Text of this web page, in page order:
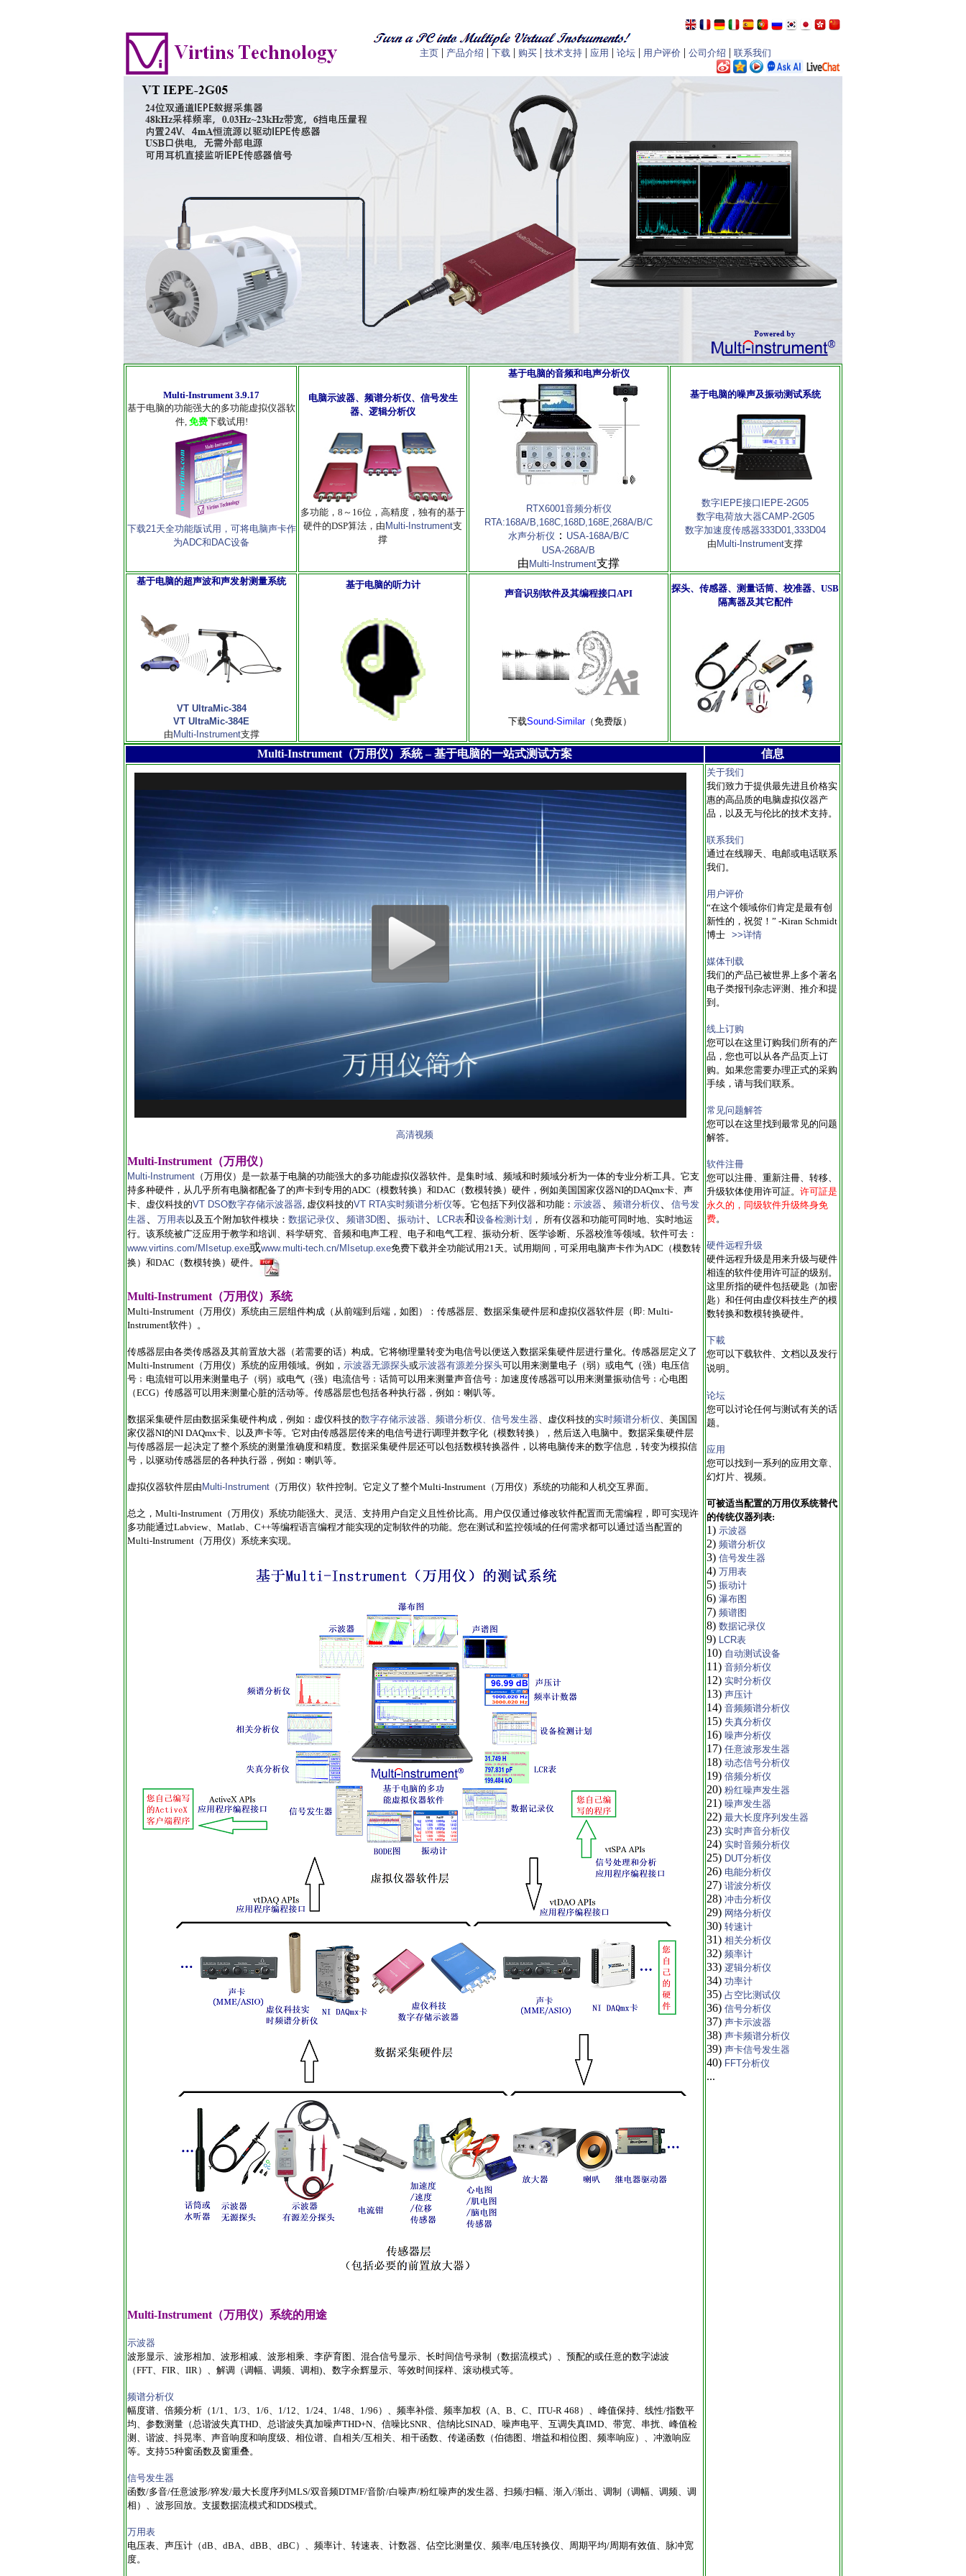
主页| 产品介绍 | 下载 | 购买| 技术支持| 应用 | 论坛| 用户评价| 公司介绍 | 联系我们
Multi-Instrument 3.9.17
基于电脑的功能强大的多功能虚拟仪器软
件, 免费下载试用!
下载21天全功能版试用，可将电脑声卡作
为ADC和DAC设备
电脑示波器、频谱分析仪、信号发生
器、逻辑分析仪
多功能，8～16位，高精度，独有的基于
硬件的DSP算法，由 Multi-Instrument支
撑
基于电脑的音频和电声分析仪
RTX6001音频分析仪
RTA:168A/B,168C,168D,168E,268A/B/C
水声分析仪 ： USA-168A/B/C
USA-268A/B
由 Multi-Instrument支撑
基于电脑的噪声及振动测试系统
数字IEPE接口IEPE-2G05
数字电荷放大器CAMP-2G05
数字加速度传感器333D01,333D04
由 Multi-Instrument支撑
基于电脑的超声波和声发射测量系统
VT UltraMic-384
VT UltraMic-384E
由 Multi-Instrument支撑
基于电脑的听力计
声音识别软件及其编程接口API
下载Sound-Similar（免费版）
探头、传感器、测量话筒、校准器、USB
隔离器及其它配件
Multi-Instrument（万用仪）系統 – 基于电脑的一站式测试方案 信息
高清视频
Multi-Instrument（万用仪）
Multi-Instrument （万用仪）是一款基于电脑的功能强大的多功能虚拟仪器软件。是集时域、频域和时频域分析为一体的专业分析工具。它支
持多种硬件，从几乎所有电脑都配备了的声卡到专用的ADC（模数转换）和DAC（数模转换）硬件，例如美国国家仪器NI的DAQmx卡、声
卡、虚仪科技的VT DSO数字存储示波器器, 虚仪科技的VT RTA实时频谱分析仪等。它包括下列仪器和功能： 示波器 频谱分析仪
信号发
生器
万用表以及五个附加软件模块： 数据记录仪 频谱3D图 振动计 LCR表和设备检测计划 ， 所有仪器和功能可同时地、实时地运
行。该系统被广泛应用于教学和培训、科学研究、音频和电声工程、电子和电气工程、振动分析、医学诊断、乐器校淮等领域。软件可去：
www.virtins.com/MIsetup.exe或www.multi-tech.cn/MIsetup.exe免费下载并全功能试用21天。试用期间，可采用电脑声卡作为ADC（模数转
换）和DAC（数模转换）硬件。
Multi-Instrument（万用仪）系统
Multi-Instrument（万用仪）系统由三层组件构成（从前端到后端，如图）：传感器层、数据采集硬件层和虚拟仪器软件层（即: Multi-
Instrument软件）。
传感器层由各类传感器及其前置放大器（若需要的话）构成。它将物理量转变为电信号以便送入数据采集硬件层进行量化。传感器层定义了
Multi-Instrument（万用仪）系统的应用领域。例如， 示波器无源探头或示波器有源差分探头可以用来测量电子（弱）或电气（强）电压信
号﹔电流钳可以用来测量电子（弱）或电气（强）电流信号﹔话筒可以用来测量声音信号﹔加速度传感器可以用来测量振动信号﹔心电图
（ECG）传感器可以用来测量心脏的活动等。传感器层也包括各种执行器，例如：喇叭等。
数据采集硬件层由数据采集硬件构成，例如：虚仪科技的数字存储示波器、频谱分析仪、信号发生器、虚仪科技的实时频谱分析仪、美国国
家仪器NI的NI DAQmx卡、以及声卡等。它对由传感器层传来的电信号进行调理并数字化（模数转换），然后送入电脑中。数据采集硬件层
与传感器层一起决定了整个系统的测量淮确度和精度。数据采集硬件层还可以包括数模转换器件，以将电脑传来的数字信息，转变为模拟信
号，以驱动传感器层的各种执行器，例如：喇叭等。
虚拟仪器软件层由 Multi-Instrument （万用仪）软件控制。它定义了整个Multi-Instrument（万用仪）系统的功能和人机交互界面。
总之，Multi-Instrument（万用仪）系统功能强大、灵活、支持用户自定义且性价比高。用户仅仅通过修改软件配置而无需编程，即可实现许
多功能通过Labview、Matlab、C++等编程语言编程才能实现的定制软件的功能。您在测试和监控领域的任何需求都可以通过适当配置的
Multi-Instrument（万用仪）系统来实现。
Multi-Instrument（万用仪）系统的用途
示波器
波形显示、波形相加、波形相减、波形相乘、李萨育图、混合信号显示、长时间信号录制（数据流模式）、预配的或任意的数字滤波
（FFT、FIR、IIR）、 解调（调幅、调频、调相)、 数字余辉显示、等效时间採样、滚动模式等。
频谱分析仪
幅度谱、倍频分析（1/1、1/3、1/6、1/12、1/24、1/48、1/96）、频率补偿、频率加权（A、B、C、ITU-R 468）、峰值保持、线性/指数平
均、参数测量（总谐波失真THD、总谐波失真加噪声THD+N、信噪比SNR、信纳比SINAD、噪声电平、互调失真IMD、带宽、串扰、峰值检
测、谐波、抖晃率、声音响度和响度级、相位谱、自相关/互相关、相干函数、传递函数（伯德图、增益和相位图、频率响应）、冲激响应
等。支持55种窗函数及窗重叠。
信号发生器
函数/多音/任意波形/猝发/最大长度序列MLS/双音频DTMF/音阶/白噪声/粉红噪声的发生器、扫频/扫幅、渐入/渐出、调制（调幅、调频、调
相）、波形回放。支援数据流模式和DDS模式。
万用表
电压表、声压计（dB、dBA、dBB、dBC）、频率计、转速表、计数器、佔空比测量仪、频率/电压转换仪、周期平均/周期有效值、脉冲宽
度。
关于我们
我们致力于提供最先进且价格实
惠的高品质的电脑虚拟仪器产
品，以及无与伦比的技术支持。
联系我们
通过在线聊天、电邮或电话联系
我们。
用户评价
“在这个领域你们肯定是最有创
新性的，祝贺！” -Kiran Schmidt
博士 >>详情
媒体刊载
我们的产品已被世界上多个著名
电子类报刊杂志评测、推介和提
到。
线上订购
您可以在这里订购我们所有的产
品，您也可以从各产品页上订
购。如果您需要办理正式的采购
手续，请与我们联系。
常见问题解答
您可以在这里找到最常见的问题
解答。
软件注冊
您可以注冊、重新注冊、转移、
升级软体使用许可証。 许可証是
永久的，同级软件升级终身免
费。
硬件远程升级
硬件远程升级是用来升级与硬件
相连的软件使用许可証的级别。
这里所指的硬件包括硬匙（加密
匙）和任何由虚仪科技生产的模
数转换和数模转换硬件。
下載
您可以下载软件、文档以及发行
说明 。
论坛
您可以讨论任何与测试有关的话
题。
应用
您可以找到一系列的应用文章、
幻灯片、视频。
可被适当配置的万用仪系统替代
的传统仪器列表:
1) 示波器
2) 频谱分析仪
3) 信号发生器
4) 万用表
5) 振动计
6) 瀑布图
7) 频谱图
8) 数据记录仪
9) LCR表
10) 自动测试设备
11) 音頻分析仪
12) 实时分析仪
13) 声压计
14) 音频频谱分析仪
15) 失真分析仪
16) 噪声分析仪
17) 任意波形发生器
18) 动态信号分析仪
19) 倍频分析仪
20) 粉红噪声发生器
21) 噪声发生器
22) 最大长度序列发生器
23) 实时声音分析仪
24) 实时音频分析仪
25) DUT分析仪
26) 电能分析仪
27) 谐波分析仪
28) 冲击分析仪
29) 网络分析仪
30) 转速计
31) 相关分析仪
32) 频率计
33) 逻辑分析仪
34) 功率计
35) 占空比测试仪
36) 信号分析仪
37) 声卡示波器
38) 声卡频谱分析仪
39) 声卡信号发生器
40) FFT分析仪
...